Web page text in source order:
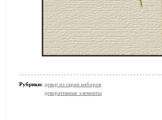
Рубрики: декор из скрап.наборов
декоративные элементы